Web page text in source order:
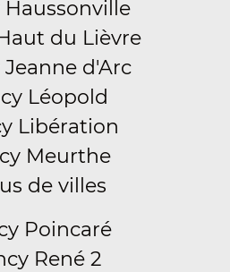
Haussonville
du Lièvre
Jeanne d'Arc
Léopold
Libération
Meurthe
de villes
Poincaré
René 2